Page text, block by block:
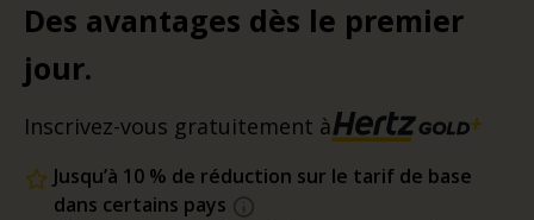
Des avantages dès le premier
jour.
Inscrivez-vous gratuitement à
Jusqu’à 10 % de réduction sur le tarif de base
dans certains pays